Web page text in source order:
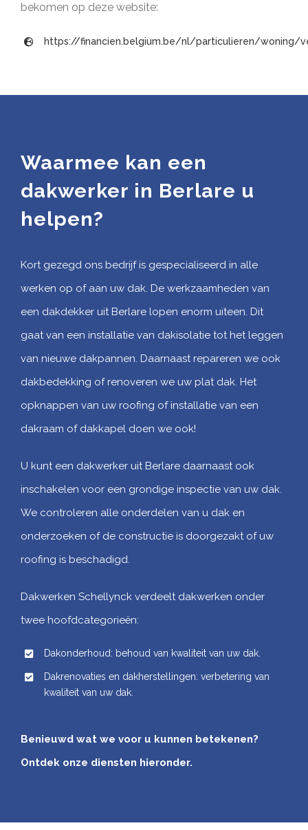
bekomen op deze website:
https://financien.belgium.be/nl/particulieren/woning/
Waarmee kan een
dakwerker in Berlare u
helpen?
Kort gezegd ons bedrijf is gespecialiseerd in alle
werken op of aan uw dak. De werkzaamheden van
een dakdekker uit Berlare lopen enorm uiteen. Dit
gaat van een installatie van dakisolatie tot het leggen
van nieuwe dakpannen. Daarnaast repareren we ook
dakbedekking of renoveren we uw plat dak. Het
opknappen van uw roofing of installatie van een
dakraam of dakkapel doen we ook!
U kunt een dakwerker uit Berlare daarnaast ook
inschakelen voor een grondige inspectie van uw dak.
We controleren alle onderdelen van u dak en
onderzoeken of de constructie is doorgezakt of uw
roofing is beschadigd.
Dakwerken Schellynck verdeelt dakwerken onder
twee hoofdcategorieën:
Dakonderhoud: behoud van kwaliteit van uw dak.
Dakrenovaties en dakherstellingen: verbetering van
kwaliteit van uw dak.
Benieuwd wat we voor u kunnen betekenen?
Ontdek onze diensten hieronder.